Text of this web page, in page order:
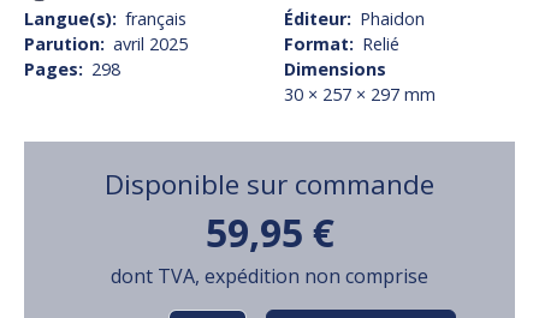
Langue(s) français
Parution avril 2025
Pages
298
Éditeur
Phaidon
Format
Relié
Dimensions
30 × 257 × 297 mm
Disponible sur commande
59,95 €
dont TVA, expédition non comprise
Variations